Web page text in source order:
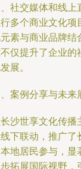
社交媒体和线上
多个商业文化项
素与商业品牌结
仅提升了企业的
展。
案例分享与未来
沙世享文化传播
下联动，推广了
地居民参与，显
拓展国际视野，